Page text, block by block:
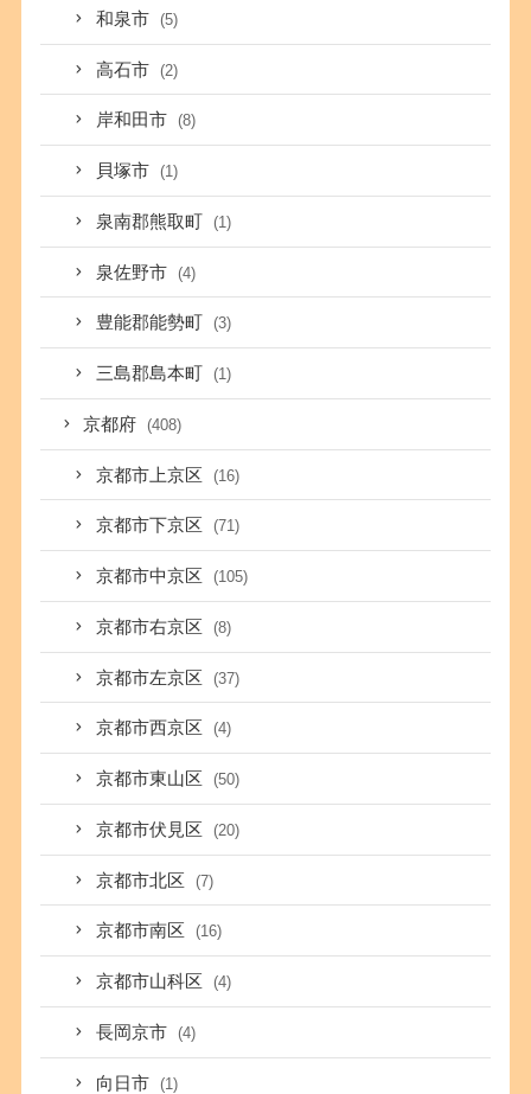
和泉市 (5)
高石市 (2)
岸和田市 (8)
貝塚市 (1)
泉南郡熊取町 (1)
泉佐野市 (4)
豊能郡能勢町 (3)
三島郡島本町 (1)
京都府 (408)
京都市上京区 (16)
京都市下京区 (71)
京都市中京区 (105)
京都市右京区 (8)
京都市左京区 (37)
京都市西京区 (4)
京都市東山区 (50)
京都市伏見区 (20)
京都市北区 (7)
京都市南区 (16)
京都市山科区 (4)
長岡京市 (4)
向日市 (1)